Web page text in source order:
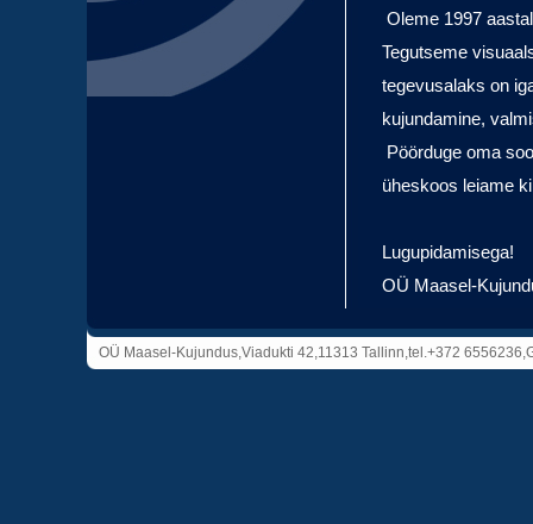
Oleme 1997
Tegutseme
tegevusalaks on
kujundamine,
Pöörduge oma
üheskoos leiame
Lugupidamisega!
OÜ Maasel-
OÜ Maasel-Kujundus,Viadukti 42,11313 Tallinn,tel.+372